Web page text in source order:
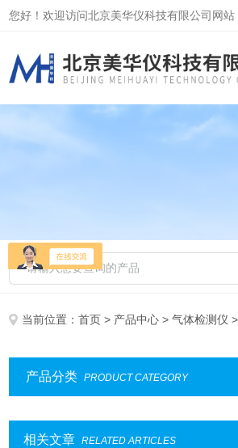
您好！欢迎访问北京美华仪科技有限公司网站
当前位置：首页 > 产品中心 >气体检测仪
产品分类 PRODUCT CATEGORY
相关文章 RELATED ARTICLES